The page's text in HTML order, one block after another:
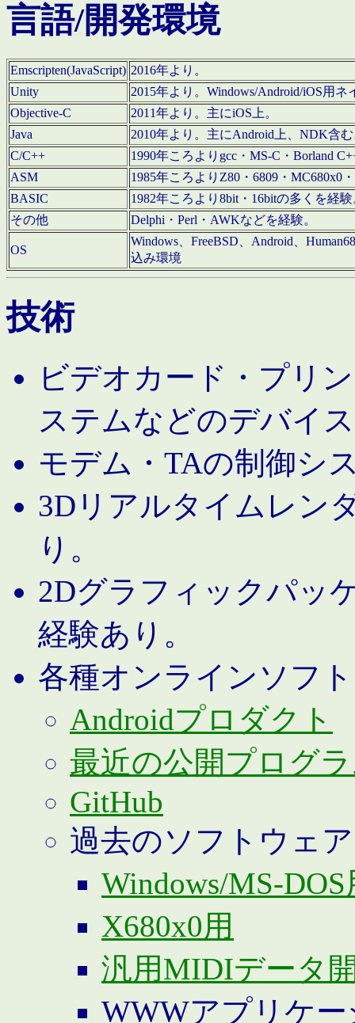
言語/開発環境
Emscripten(JavaScript) 2016年より。
Unity
2015年より。Windows/Android/iOS用
Objective-C
2011年より。主にiOS上。
Java
2010年より。主にAndroid上、NDK含
C/C++
1990年ころよりgcc・MS-C・Borland
ASM
1985年ころよりZ80・6809・MC680x0
BASIC
1982年ころより8bit・16bitの多くを経
その他
Delphi・Perl・AWKなどを経験。
OS
Windows、FreeBSD、Android、
込み環境
技術
ビデオカード・プリ
ステムなどのデバイ
モデム・TAの制御シ
3Dリアルタイムレン
り。
2Dグラフィックパッ
経験あり。
各種オンラインソフ
Androidプロダクト
最近の公開プログ
GitHub
過去のソフトウェア
Windows/MS-DOS
X680x0用
汎用MIDIデータ
WWWアプリケ